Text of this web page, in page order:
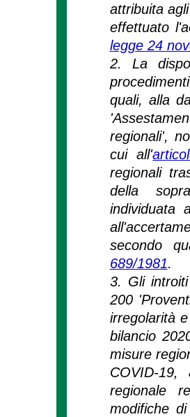
attribuita
effettuato
legge 24
2. La
quali, alla
regionali',
cui all'
regionali
della
individuata
secondo
689/1981.
3. Gli
200
irregolarità
bilancio
misure
COVID-
regionale
modifiche